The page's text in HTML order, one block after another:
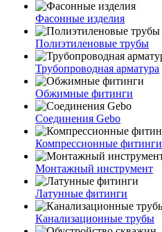
Фасонные изделия
Полиэтиленовые трубы
Трубопроводная арматура
Обжимные фитинги
Соединения Gebo
Компрессионные фитинги
Монтажный инструмент
Латунные фитинги
Канализационные трубы